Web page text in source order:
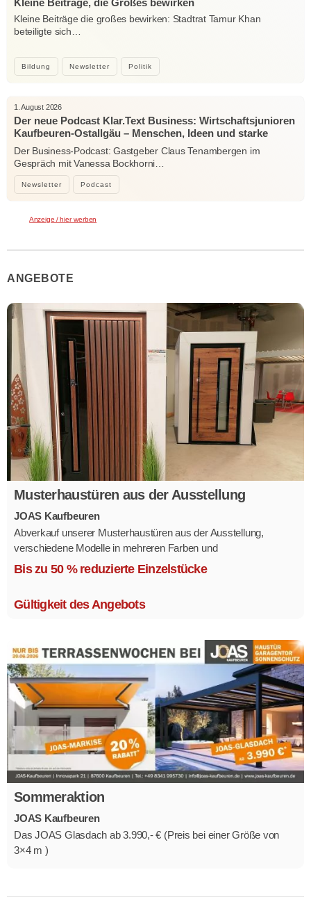
Bildung Newsletter Politik
Kleine Beiträge, die Großes bewirken
Kleine Beiträge die großes bewirken: Stadtrat Tamur Khan
beteiligte sich…
Newsletter Podcast
1. August 2026
Der neue Podcast Klar.Text Business: Wirtschaftsjunioren
Kaufbeuren-Ostallgäu – Menschen, Ideen und starke
Verbindungen
Der Business-Podcast: Gastgeber Claus Tenambergen im
Gespräch mit Vanessa Bockhorni…
Anzeige / hier werben
ANGEBOTE
Musterhaustüren aus der Ausstellung
JOAS Kaufbeuren
Abverkauf unserer Musterhaustüren aus der Ausstellung,
verschiedene Modelle in mehreren Farben und
Ausstattungsvarianten.
Bis zu 50 % reduzierte Einzelstücke
Gültigkeit des Angebots
Sommeraktion
JOAS Kaufbeuren
Das JOAS Glasdach ab 3.990,- € (Preis bei einer Größe von
3×4 m )